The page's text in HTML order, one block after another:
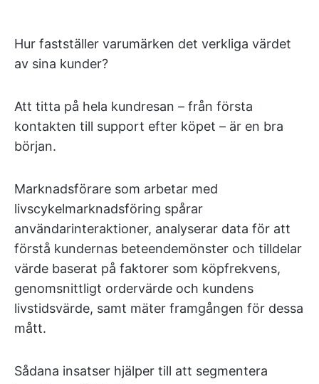
Hur fastställer varumärken det verkliga värdet
av sina kunder?
Att titta på hela kundresan – från första
kontakten till support efter köpet – är en bra
början.
Marknadsförare som arbetar med
livscykelmarknadsföring spårar
användarinteraktioner, analyserar data för att
förstå kundernas beteendemönster och tilldelar
värde baserat på faktorer som köpfrekvens,
genomsnittligt ordervärde och kundens
livstidsvärde, samt mäter framgången för dessa
mått.
Sådana insatser hjälper till att segmentera